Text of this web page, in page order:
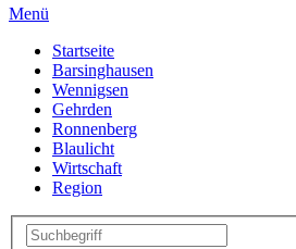
Menü
Startseite
Barsinghausen
Wennigsen
Gehrden
Ronnenberg
Blaulicht
Wirtschaft
Region